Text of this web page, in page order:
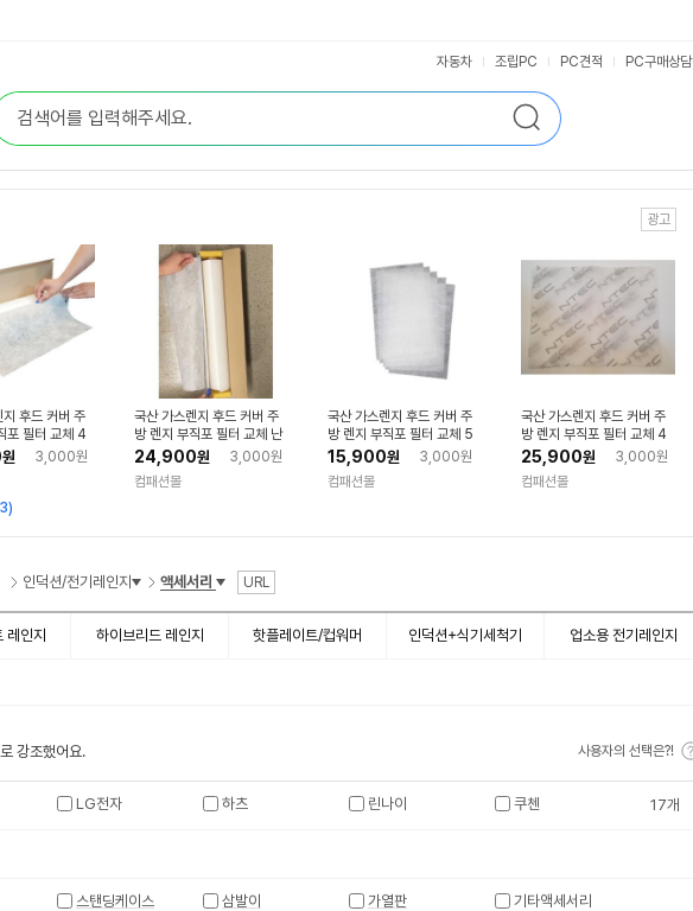
검
색
자동차 조립PC PC견적 PC구매상담
지 후드 커버 주
포 필터 교체 4
원
3,000원
3)
국산 가스렌지 후드 커버 주
방 렌지 부직포 필터 교체 난
연
24,900원
3,000원
컴패션몰
국산 가스렌지 후드 커버 주
방 렌지 부직포 필터 교체 5
5x32cm 5매 난연성
15,900원
3,000원
컴패션몰
국산 가스렌지 후드 커버 주
방 렌지 부직포 필터 교체 4
0x50cm 10매
25,900원
3,000원
컴패션몰
인덕션/전기레인지 액세서리 URL
레인지 하이브리드 레인지 핫플레이트/컵워머 인덕션+식기세척기 업소용 전기레인지
로 강조했어요. 사용자의 선택은?!
LG전자 하츠 린나이 쿠첸 17개
스탠딩케이스 삼발이 가열판 기타액세서리